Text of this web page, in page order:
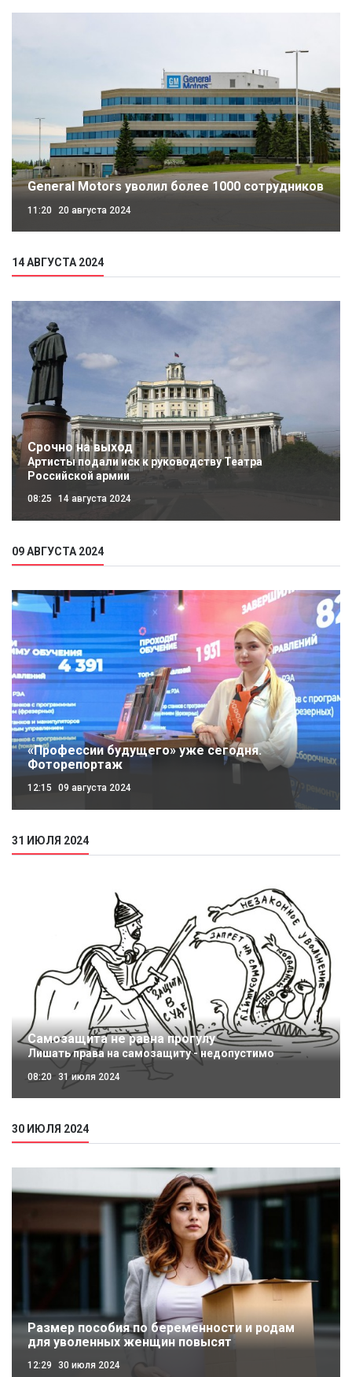
General Motors уволил более 1000 сотрудников
11:20 20 августа 2024
14 АВГУСТА 2024
Срочно на выход
Артисты подали иск к руководству Театра
Российской армии
08:25 14 августа 2024
09 АВГУСТА 2024
«Профессии будущего» уже сегодня.
Фоторепортаж
12:15 09 августа 2024
31 ИЮЛЯ 2024
Самозащита не равна прогулу
Лишать права на самозащиту - недопустимо
08:20 31 июля 2024
30 ИЮЛЯ 2024
Размер пособия по беременности и родам
для уволенных женщин повысят
12:29 30 июля 2024